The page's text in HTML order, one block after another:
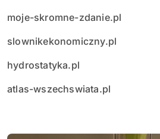
moje-skromne-zdanie.pl
slownikekonomiczny.pl
hydrostatyka.pl
atlas-wszechswiata.pl